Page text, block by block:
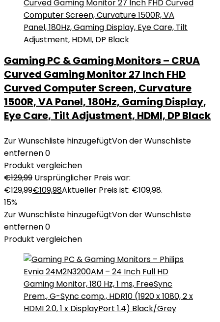
Gaming PC & Gaming Monitors – CRUA
Curved Gaming Monitor 27 Inch FHD
Curved Computer Screen, Curvature
1500R, VA Panel, 180Hz, Gaming Display,
Eye Care, Tilt Adjustment, HDMI, DP Black
Zur Wunschliste hinzugefügtVon der Wunschliste
entfernen0
Produkt vergleichen
€129,99 Ursprünglicher Preis war:
€129,99€109,98Aktueller Preis ist: €109,98.
15%
Zur Wunschliste hinzugefügtVon der Wunschliste
entfernen0
Produkt vergleichen